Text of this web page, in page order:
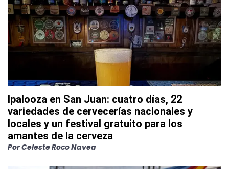
Ipalooza en San Juan: cuatro días, 22
variedades de cervecerías nacionales y
locales y un festival gratuito para los
amantes de la cerveza
PorCeleste Roco Navea